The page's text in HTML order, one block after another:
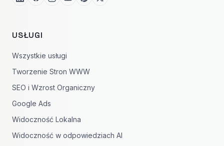
USŁUGI
Wszystkie usługi
Tworzenie Stron WWW
SEO i Wzrost Organiczny
Google Ads
Widoczność Lokalna
Widoczność w odpowiedziach AI